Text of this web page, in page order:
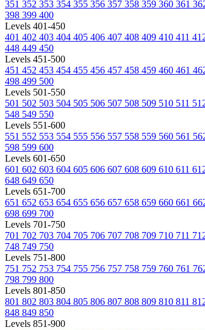
351 352 353 354 355 356 357 358 359 360 361
398 399 400
Levels 401-450
401 402 403 404 405 406 407 408 409 410 411
448 449 450
Levels 451-500
451 452 453 454 455 456 457 458 459 460 461
498 499 500
Levels 501-550
501 502 503 504 505 506 507 508 509 510 511
548 549 550
Levels 551-600
551 552 553 554 555 556 557 558 559 560 561
598 599 600
Levels 601-650
601 602 603 604 605 606 607 608 609 610 611
648 649 650
Levels 651-700
651 652 653 654 655 656 657 658 659 660 661
698 699 700
Levels 701-750
701 702 703 704 705 706 707 708 709 710 711
748 749 750
Levels 751-800
751 752 753 754 755 756 757 758 759 760 761
798 799 800
Levels 801-850
801 802 803 804 805 806 807 808 809 810 811
848 849 850
Levels 851-900